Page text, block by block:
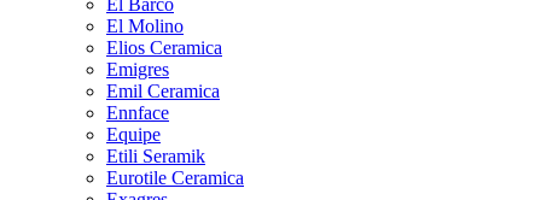
El Molino
Elios Ceramica
Emigres
Emil Ceramica
Ennface
Equipe
Etili Seramik
Eurotile Ceramica